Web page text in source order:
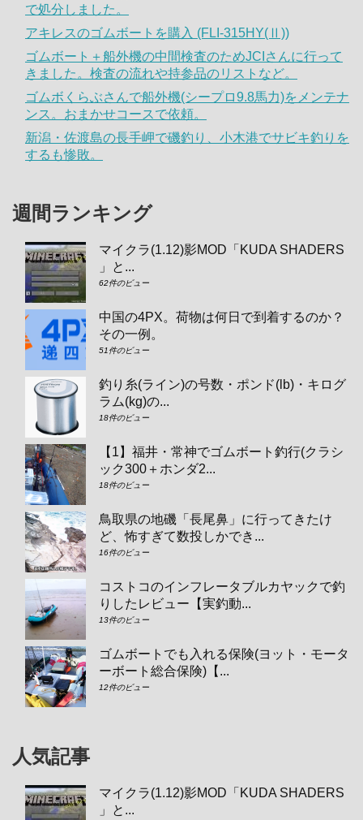
で処分しました。
アキレスのゴムボートを購入 (FLI-315HY(Ⅱ))
ゴムボート＋船外機の中間検査のためJCIさんに行って
きました。検査の流れや持参品のリストなど。
ゴムボくらぶさんで船外機(シープロ9.8馬力)をメンテナ
ンス。おまかせコースで依頼。
新潟・佐渡島の長手岬で磯釣り、小木港でサビキ釣りを
するも惨敗。
週間ランキング
マイクラ(1.12)影MOD「KUDA SHADERS
」と...
62件のビュー
中国の4PX。荷物は何日で到着するのか？
その一例。
51件のビュー
釣り糸(ライン)の号数・ポンド(lb)・キログ
ラム(kg)の...
18件のビュー
【1】福井・常神でゴムボート釣行(クラシ
ック300＋ホンダ2...
18件のビュー
鳥取県の地磯「長尾鼻」に行ってきたけ
ど、怖すぎて数投しかでき...
16件のビュー
コストコのインフレータブルカヤックで釣
りしたレビュー【実釣動...
13件のビュー
ゴムボートでも入れる保険(ヨット・モータ
ーボート総合保険)【...
12件のビュー
人気記事
マイクラ(1.12)影MOD「KUDA SHADERS
」と...